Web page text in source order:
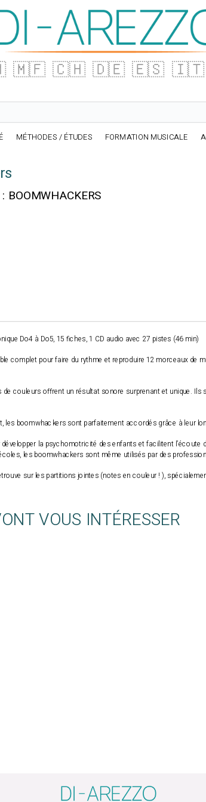
🇲🇫 🇨🇭 🇩🇪 🇪🇸 🇮🇹
MÉTHODES / ÉTUDES FORMATION MUSICALE
Do4 à Do5, 15 fiches, 1 CD audio avec 27 pistes (46 min)
complet pour faire du rythme et reproduire 12 morceaux de
couleurs offrent un résultat sonore surprenant et unique. Ils
les boomwhackers sont parfaitement accordés grâce à leur
la psychomotricité des enfants et facilitent l’écoute
les boomwhackers sont même utilisés par des
sur les partitions jointes (notes en couleur ! ),
VOUS INTÉRESSER